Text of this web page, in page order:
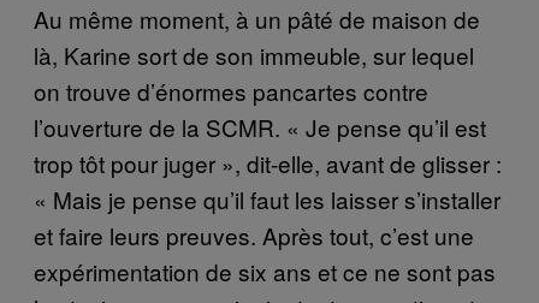
Au même moment, à un pâté de maison de
là, Karine sort de son immeuble, sur lequel
on trouve d’énormes pancartes contre
l’ouverture de la SCMR. « Je pense qu’il est
trop tôt pour juger », dit-elle, avant de glisser :
« Mais je pense qu’il faut les laisser s’installer
et faire leurs preuves. Après tout, c’est une
expérimentation de six ans et ce ne sont pas